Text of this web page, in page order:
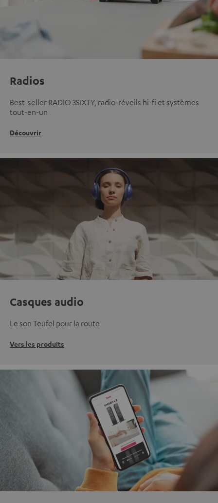
Radios
Best-seller RADIO 3SIXTY, radio-réveils hi-fi et systèmes
tout-en-un
Découvrir
Casques audio
Le son Teufel pour la route
Vers les produits